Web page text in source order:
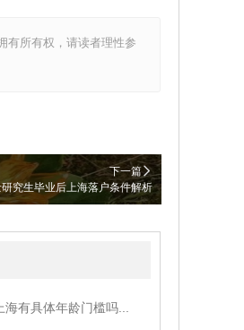
有所有权，请读者理性参
下一篇
究生毕业后上海落户条件解析
有具体年龄门槛吗...